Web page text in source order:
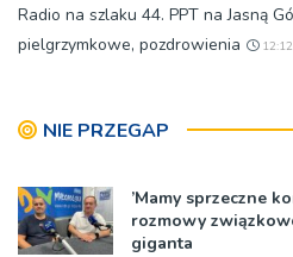
Radio na szlaku 44. PPT na Jasną
pielgrzymkowe, pozdrowienia
12:12
NIE PRZEGAP
’Mamy sprzeczne
rozmowy
giganta